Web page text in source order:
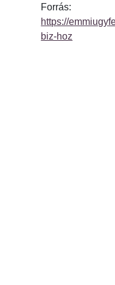
Forrás:
https://
biz-hoz